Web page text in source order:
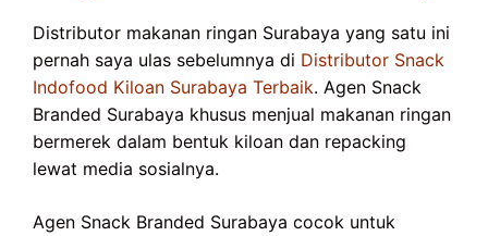
Distributor makanan ringan Surabaya yang satu ini
pernah saya ulas sebelumnya di Distributor Snack
Indofood Kiloan Surabaya Terbaik. Agen Snack
Branded Surabaya khusus menjual makanan ringan
bermerek dalam bentuk kiloan dan repacking
lewat media sosialnya.
Agen Snack Branded Surabaya cocok untuk